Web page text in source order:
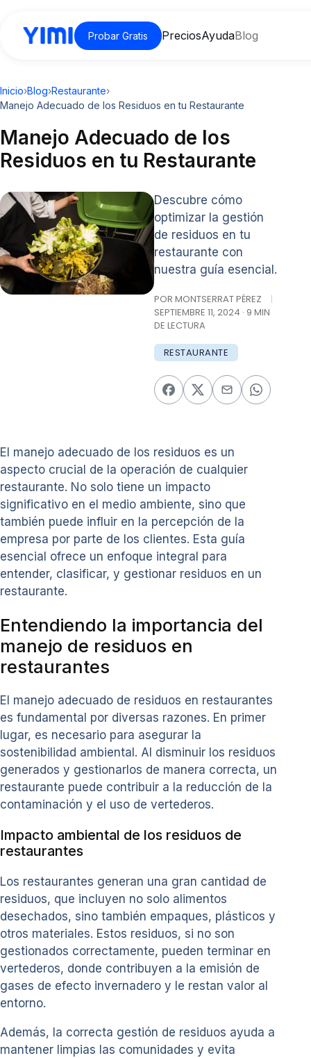
Probar Gratis PreciosAyudaBlog
Inicio›Blog›Restaurante›
Manejo Adecuado de los Residuos en tu Restaurante
Manejo Adecuado de los
Residuos en tu Restaurante
Descubre cómo
optimizar la gestión
de residuos en tu
restaurante con
nuestra guía esencial.
POR MONTSERRAT PÉREZ
|
SEPTIEMBRE 11, 2024 · 9 MIN
DE LECTURA
RESTAURANTE
El manejo adecuado de los residuos es un
aspecto crucial de la operación de cualquier
restaurante. No solo tiene un impacto
significativo en el medio ambiente, sino que
también puede influir en la percepción de la
empresa por parte de los clientes. Esta guía
esencial ofrece un enfoque integral para
entender, clasificar, y gestionar residuos en un
restaurante.
Entendiendo la importancia del
manejo de residuos en
restaurantes
El manejo adecuado de residuos en restaurantes
es fundamental por diversas razones. En primer
lugar, es necesario para asegurar la
sostenibilidad ambiental. Al disminuir los residuos
generados y gestionarlos de manera correcta, un
restaurante puede contribuir a la reducción de la
contaminación y el uso de vertederos.
Impacto ambiental de los residuos de
restaurantes
Los restaurantes generan una gran cantidad de
residuos, que incluyen no solo alimentos
desechados, sino también empaques, plásticos y
otros materiales. Estos residuos, si no son
gestionados correctamente, pueden terminar en
vertederos, donde contribuyen a la emisión de
gases de efecto invernadero y le restan valor al
entorno.
Además, la correcta gestión de residuos ayuda a
mantener limpias las comunidades y evita